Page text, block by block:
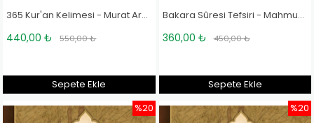
365 Kur'an Kelimesi - Murat Arslan
440,00 ₺ 550,00 ₺
Sepete Ekle
Bakara Sûresi Tefsiri - Mahmud Sami Ramazanoğlu
360,00 ₺ 450,00 ₺
Sepete Ekle
%20 %20